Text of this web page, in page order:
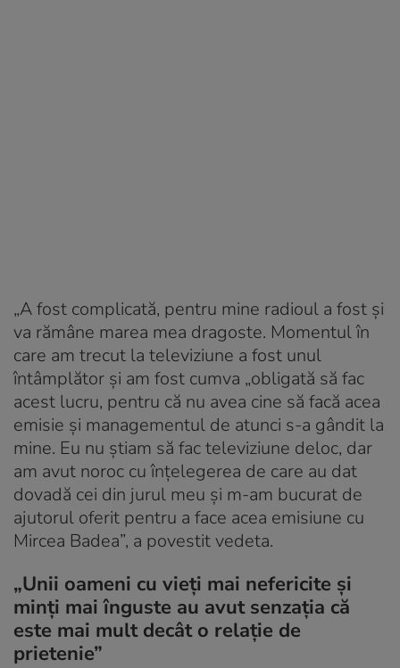
„A fost complicată, pentru mine radioul a fost și
va rămâne marea mea dragoste. Momentul în
care am trecut la televiziune a fost unul
întâmplător și am fost cumva „obligată să fac
acest lucru, pentru că nu avea cine să facă acea
emisie și managementul de atunci s-a gândit la
mine. Eu nu știam să fac televiziune deloc, dar
am avut noroc cu înțelegerea de care au dat
dovadă cei din jurul meu și m-am bucurat de
ajutorul oferit pentru a face acea emisiune cu
Mircea Badea”, a povestit vedeta.
„Unii oameni cu vieți mai nefericite și
minți mai înguste au avut senzația că
este mai mult decât o relație de
prietenie”